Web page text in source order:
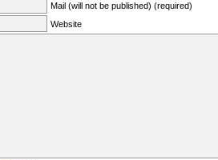
Mail (will not be published) (required)
Website